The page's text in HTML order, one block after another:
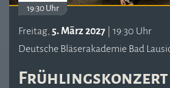
19:30 Uhr
Freitag, 5. März 2027 | 19:30 Uhr
Deutsche Bläserakademie Bad
Frühlingskonzert